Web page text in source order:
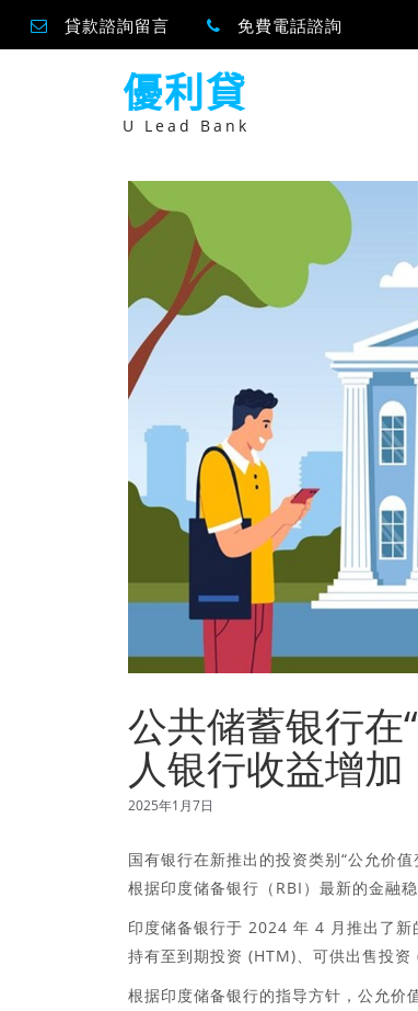
貸款諮詢留言 免費電話諮詢
優利貸
U Lead Bank
公共储蓄银行在
人银行收益增加
2025年1月7日
国有银行在新推出的投资类别“公允价
根据印度储备银行（RBI）最新的金融
印度储备银行于 2024 年 4 月推出了新
持有至到期投资 (HTM)、可供出售投资
根据印度储备银行的指导方针，公允价